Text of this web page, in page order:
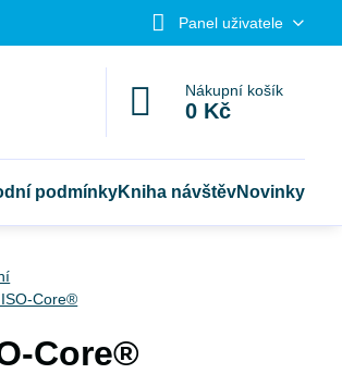
Panel uživatele
Nákupní košík
0 Kč
podmínkyKniha návštěvNovinky
Core®
Core®